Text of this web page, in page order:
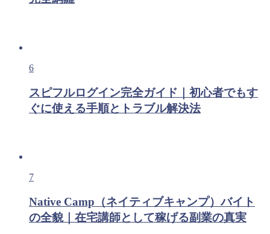
6
スピフルログイン完全ガイド｜初心者でもす
ぐに使える手順とトラブル解決法
7
Native Camp（ネイティブキャンプ）バイト
の全貌｜在宅講師として稼げる副業の真実